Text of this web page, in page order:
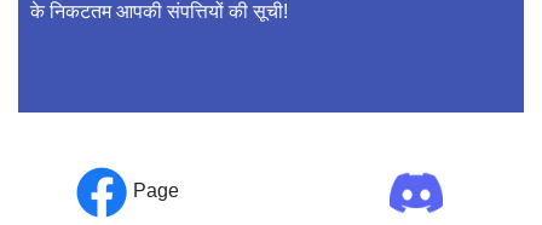
के निकटतम आपकी संपत्तियों की सूची!
Page